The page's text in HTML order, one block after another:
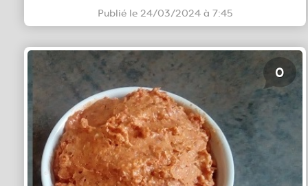
Publié le 24/03/2024 à 7:45
0